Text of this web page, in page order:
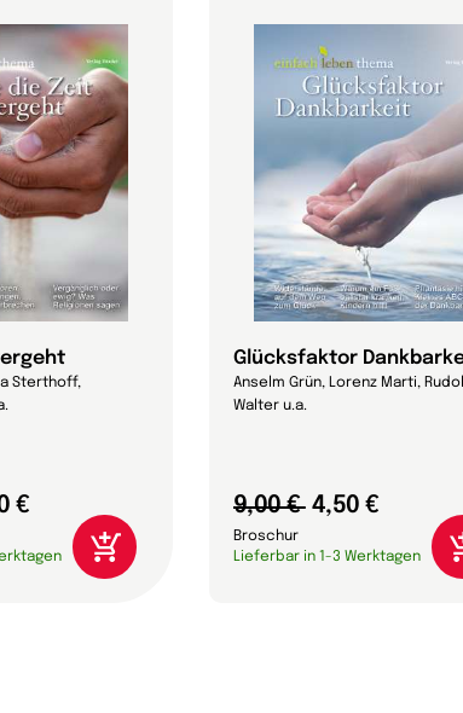
Sterthoff,
€
Glücksfaktor
Anselm Grün, Lorenz Marti,
Walter u.a.
9,00 € 4,50 €
Broschur
Lieferbar in 1-3 Werktagen